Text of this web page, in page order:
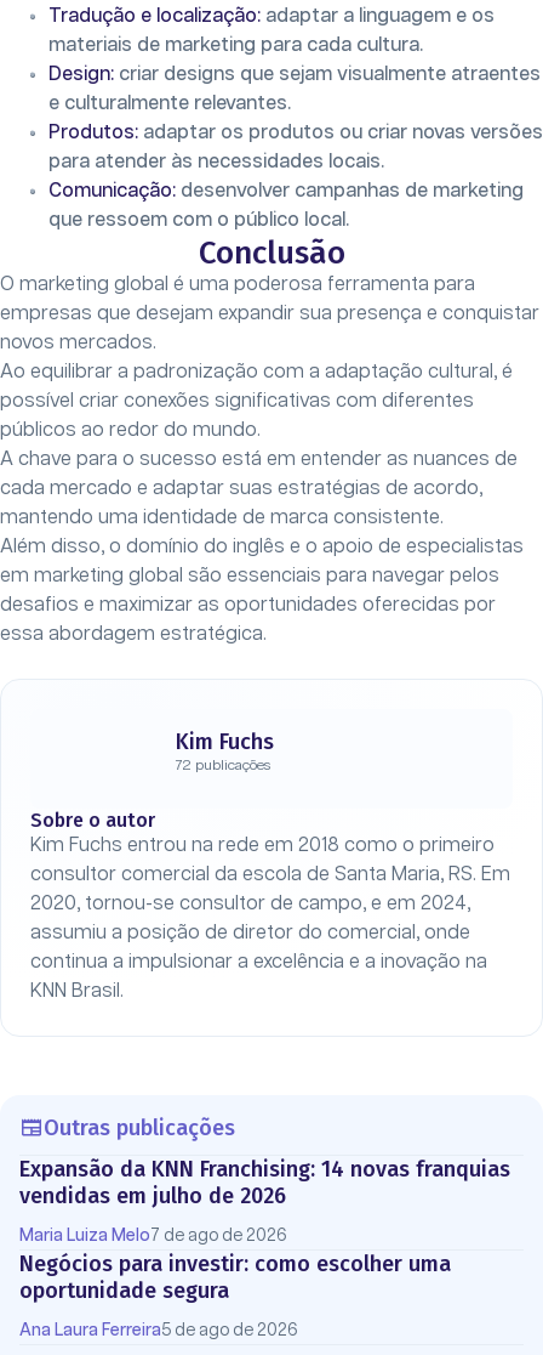
Tradução e localização: adaptar a linguagem e os
materiais de marketing para cada cultura.
Design: criar designs que sejam visualmente atraentes
e culturalmente relevantes.
Produtos: adaptar os produtos ou criar novas versões
para atender às necessidades locais.
Comunicação: desenvolver campanhas de marketing
que ressoem com o público local.
Conclusão
O marketing global é uma poderosa ferramenta para
empresas que desejam expandir sua presença e conquistar
novos mercados.
Ao equilibrar a padronização com a adaptação cultural, é
possível criar conexões significativas com diferentes
públicos ao redor do mundo.
A chave para o sucesso está em entender as nuances de
cada mercado e adaptar suas estratégias de acordo,
mantendo uma identidade de marca consistente.
Além disso, o domínio do inglês e o apoio de especialistas
em marketing global são essenciais para navegar pelos
desafios e maximizar as oportunidades oferecidas por
essa abordagem estratégica.
Kim Fuchs
72 publicações
Sobre o autor
Kim Fuchs entrou na rede em 2018 como o primeiro
consultor comercial da escola de Santa Maria, RS. Em
2020, tornou-se consultor de campo, e em 2024,
assumiu a posição de diretor do comercial, onde
continua a impulsionar a excelência e a inovação na
KNN Brasil.
Outras publicações
Expansão da KNN Franchising: 14 novas franquias
vendidas em julho de 2026
Maria Luiza Melo 7 de ago de 2026
Negócios para investir: como escolher uma
oportunidade segura
Ana Laura Ferreira5 de ago de 2026